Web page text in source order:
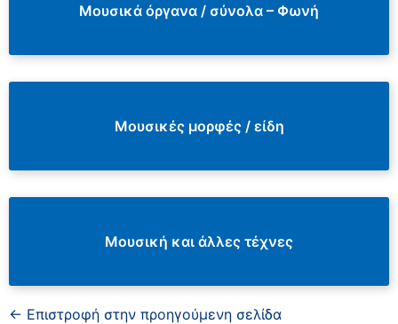
Μουσικά όργανα / σύνολα – Φωνή
Μουσικές μορφές / είδη
Μουσική και άλλες τέχνες
← Επιστροφή στην προηγούμενη σελίδα